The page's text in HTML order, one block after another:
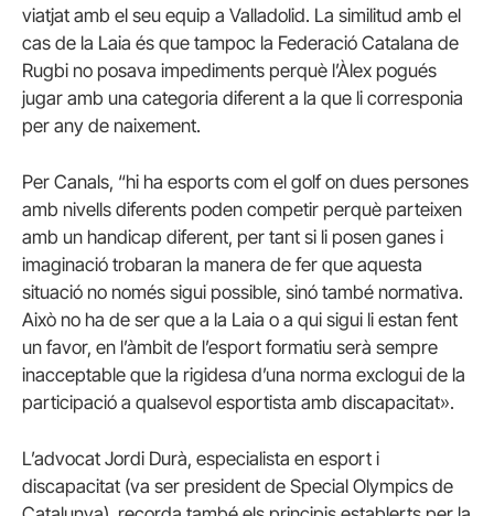
viatjat amb el seu equip a Valladolid. La similitud amb el
cas de la Laia és que tampoc la Federació Catalana de
Rugbi no posava impediments perquè l’Àlex pogués
jugar amb una categoria diferent a la que li corresponia
per any de naixement.
Per Canals, “hi ha esports com el golf on dues persones
amb nivells diferents poden competir perquè parteixen
amb un handicap diferent, per tant si li posen ganes i
imaginació trobaran la manera de fer que aquesta
situació no només sigui possible, sinó també normativa.
Això no ha de ser que a la Laia o a qui sigui li estan fent
un favor, en l’àmbit de l’esport formatiu serà sempre
inacceptable que la rigidesa d’una norma exclogui de la
participació a qualsevol esportista amb discapacitat».
L’advocat Jordi Durà, especialista en esport i
discapacitat (va ser president de Special Olympics de